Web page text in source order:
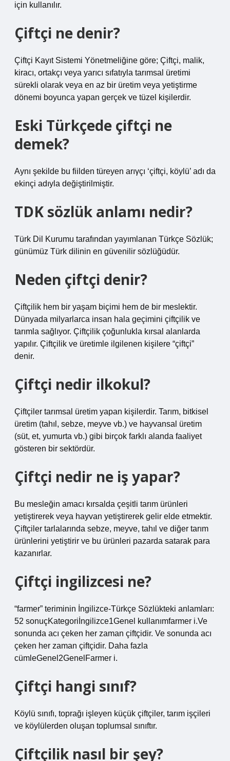
için kullanılır.
Çiftçi ne denir?
Çiftçi Kayıt Sistemi Yönetmeliğine göre; Çiftçi, malik,
kiracı, ortakçı veya yarıcı sıfatıyla tarımsal üretimi
sürekli olarak veya en az bir üretim veya yetiştirme
dönemi boyunca yapan gerçek ve tüzel kişilerdir.
Eski Türkçede çiftçi ne
demek?
Aynı şekilde bu fiilden türeyen arıγçı ‘çiftçi, köylü’ adı da
ekinçi adıyla değiştirilmiştir.
TDK sözlük anlamı nedir?
Türk Dil Kurumu tarafından yayımlanan Türkçe Sözlük;
günümüz Türk dilinin en güvenilir sözlüğüdür.
Neden çiftçi denir?
Çiftçilik hem bir yaşam biçimi hem de bir meslektir.
Dünyada milyarlarca insan hala geçimini çiftçilik ve
tarımla sağlıyor. Çiftçilik çoğunlukla kırsal alanlarda
yapılır. Çiftçilik ve üretimle ilgilenen kişilere “çiftçi”
denir.
Çiftçi nedir ilkokul?
Çiftçiler tarımsal üretim yapan kişilerdir. Tarım, bitkisel
üretim (tahıl, sebze, meyve vb.) ve hayvansal üretim
(süt, et, yumurta vb.) gibi birçok farklı alanda faaliyet
gösteren bir sektördür.
Çiftçi nedir ne iş yapar?
Bu mesleğin amacı kırsalda çeşitli tarım ürünleri
yetiştirerek veya hayvan yetiştirerek gelir elde etmektir.
Çiftçiler tarlalarında sebze, meyve, tahıl ve diğer tarım
ürünlerini yetiştirir ve bu ürünleri pazarda satarak para
kazanırlar.
Çiftçi ingilizcesi ne?
“farmer” teriminin İngilizce-Türkçe Sözlükteki anlamları:
52 sonuçKategoriİngilizce1Genel kullanımfarmer i.Ve
sonunda acı çeken her zaman çiftçidir. Ve sonunda acı
çeken her zaman çiftçidir. Daha fazla
cümleGenel2GenelFarmer i.
Çiftçi hangi sınıf?
Köylü sınıfı, toprağı işleyen küçük çiftçiler, tarım işçileri
ve köylülerden oluşan toplumsal sınıftır.
Çiftçilik nasıl bir şey?